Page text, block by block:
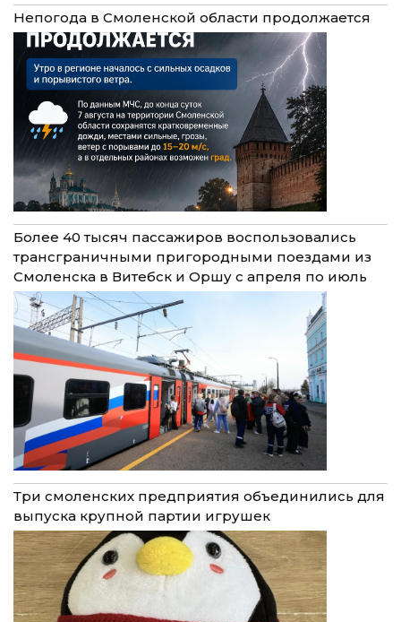
Непогода в Смоленской области продолжается
Более 40 тысяч пассажиров воспользовались
трансграничными пригородными поездами из
Смоленска в Витебск и Оршу с апреля по июль
Три смоленских предприятия объединились для
выпуска крупной партии игрушек